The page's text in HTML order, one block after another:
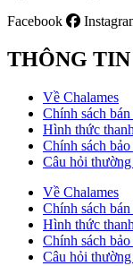
Facebook
THÔNG TIN
Về Chalames
Chính sách
Hình thức
Chính sách bảo
Câu hỏi
Về Chalames
Chính sách
Hình thức
Chính sách bảo
Câu hỏi